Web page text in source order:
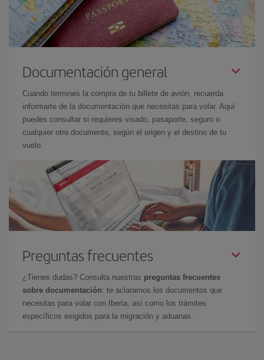
Documentación general
Cuando termines la compra de tu billete de avión, recuerda
informarte de la documentación que necesitas para volar. Aquí
puedes consultar si requieres visado, pasaporte, seguro o
cualquier otro documento, según el origen y el destino de tu
vuelo.
Preguntas frecuentes
¿Tienes dudas? Consulta nuestras preguntas frecuentes
sobre documentación: te aclaramos los documentos que
necesitas para volar con Iberia, así como los trámites
específicos exigidos para la migración y aduanas.